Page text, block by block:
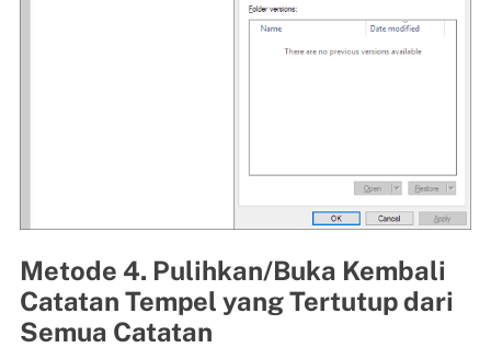
Metode 4. Pulihkan/Buka Kembali
Catatan Tempel yang Tertutup dari
Semua Catatan